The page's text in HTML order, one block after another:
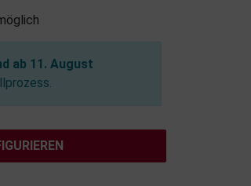
ab 11. August